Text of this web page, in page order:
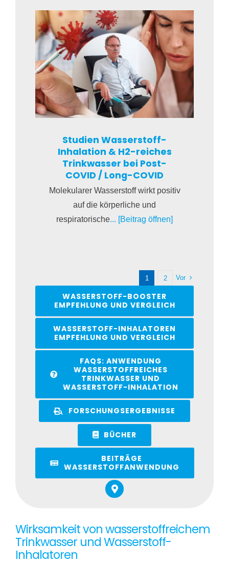
Studien Wasserstoff-
Inhalation & H2-reiches
Trinkwasser bei Post-
COVID / Long-COVID
Molekularer Wasserstoff wirkt positiv
auf die körperliche und
respiratorische... [Beitrag öffnen]
1 2 Vor
WASSERSTOFF-BOOSTER
EMPFEHLUNG UND VERGLEICH
WASSERSTOFF-INHALATOREN
EMPFEHLUNG UND VERGLEICH
FAQS: ANWENDUNG
WASSERSTOFFREICHES
TRINKWASSER UND
WASSERSTOFF-INHALATION
FORSCHUNGSERGEBNISSE
BÜCHER
BEITRÄGE
WASSERSTOFFANWENDUNG
Wirksamkeit von wasserstoffreichem
Trinkwasser und Wasserstoff-
Inhalatoren